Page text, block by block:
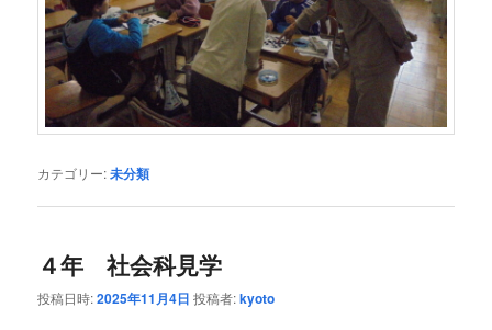
カテゴリー:未分類
４年 社会科見学
投稿日時:2025年11月4日 投稿者:kyoto